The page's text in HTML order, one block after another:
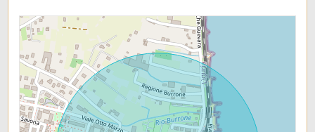
Infissi: taglio termico
Terrazzo: Presente
Giardino: Comune
Distanza mare/lago: 100 mt.
Scuole Medie
Scuole Superiori
Bar
Uffici postali